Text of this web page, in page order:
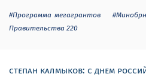
#Программа мегагрантов
Правительства 220
степан калмыков: с днем